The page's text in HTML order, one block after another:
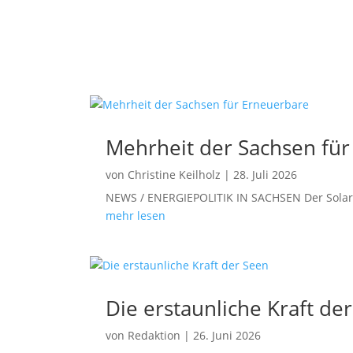
Mehrheit der Sachsen
von Christine Keilholz |28. Juli 2026
NEWS / ENERGIEPOLITIK IN SACHSEN Der
mehr lesen
Die erstaunliche Kraft
von Redaktion |26. Juni 2026